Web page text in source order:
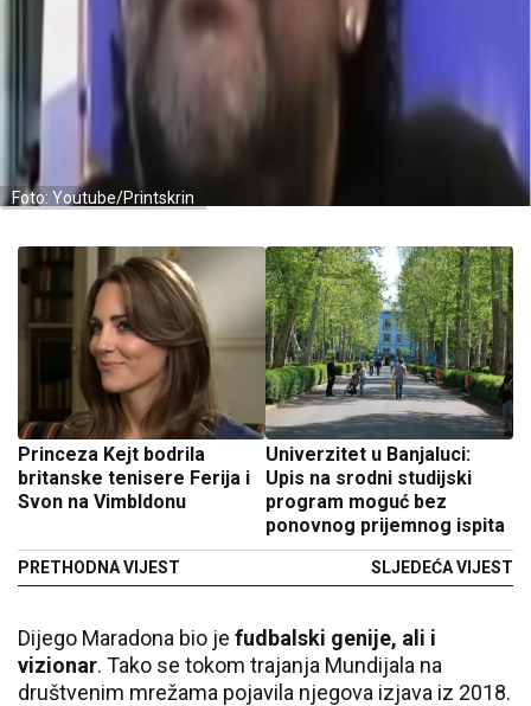
Foto: Youtube/Printskrin
Princeza Kejt bodrila
britanske tenisere Ferija i
Svon na Vimbldonu
PRETHODNA VIJEST
Univerzitet u Banjaluci:
Upis na srodni studijski
program moguć bez
ponovnog prijemnog ispita
SLJEDEĆA VIJEST
Dijego Maradona bio je fudbalski genije, ali i
vizionar. Tako se tokom trajanja Mundijala na
društvenim mrežama pojavila njegova izjava iz 2018.